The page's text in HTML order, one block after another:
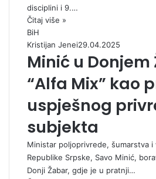
disciplini i 9.…
Čitaj više »
BiH
Kristijan Jenei29.04.2025
Minić u
“Alfa Mix” kao
uspješnog
subjekta
Ministar poljoprivrede, šumarstva i
Republike Srpske, Savo Minić,
Donji Žabar, gdje je u pratnji…